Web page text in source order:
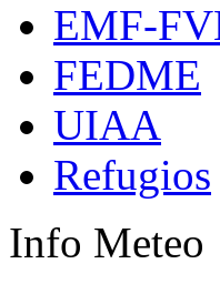
EMF-
FEDME
UIAA
Refugios
Info Meteo